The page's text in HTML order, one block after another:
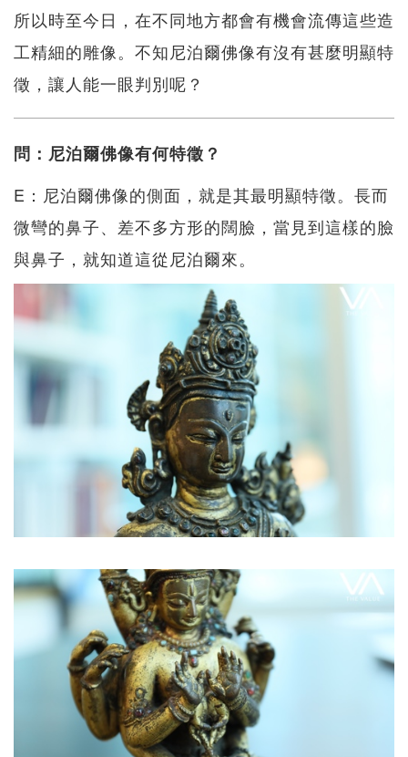
所以時至今日，在不同地方都會有機會流傳這些造
工精細的雕像。不知尼泊爾佛像有沒有甚麼明顯特
徵，讓人能一眼判別呢？
問：尼泊爾佛像有何特徵？
E：尼泊爾佛像的側面，就是其最明顯特徵。長而
微彎的鼻子、差不多方形的闊臉，當見到這樣的臉
與鼻子，就知道這從尼泊爾來。